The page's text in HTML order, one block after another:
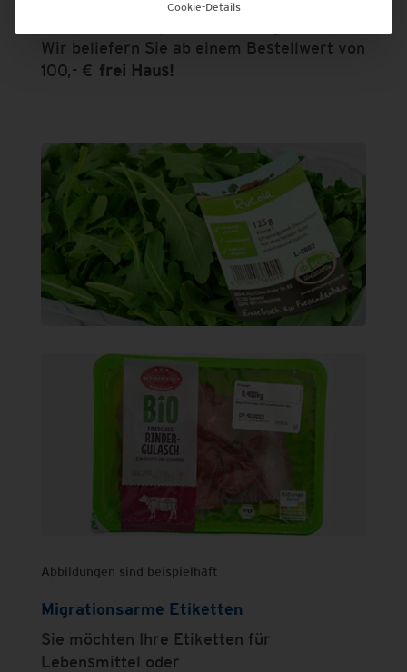
Wir beliefern Sie ab einem Bestellwert von
100,- € frei Haus!
Abbildungen sind beispielhaft
Migrationsarme Etiketten
Sie möchten Ihre Etiketten für
Lebensmittel oder
Cookie-Details